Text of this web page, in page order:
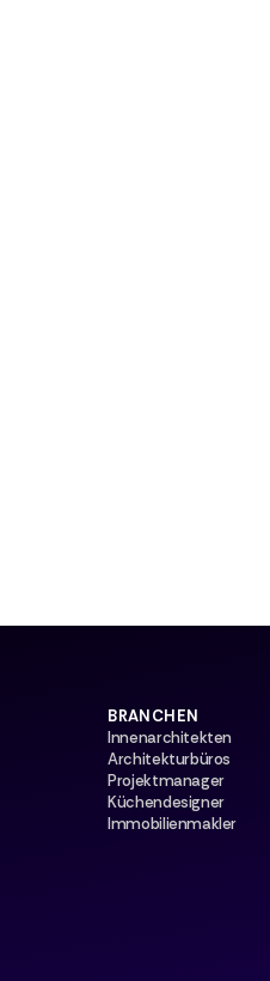
BRANCHEN
Innenarchitekten
Architekturbüros
Projektmanager
Küchendesigner
Immobilienmakler